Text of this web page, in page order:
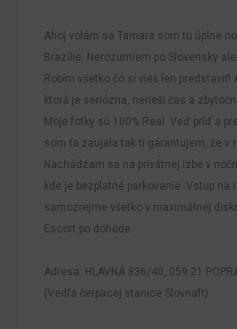
Ahoj volám sa Tamara som tu úplne
Brazílie. Nerozumiem po Slovensky
Robím všetko čo si vieš len predstaviť!
ktorá je seriózna, nerieši čas a
Moje fotky sú 100% Real. Veď príď a
som ťa zaujala tak ti garantujem, že v
Nachádzam sa na privátnej izbe v
kde je bezplatné parkovanie. Vstup na
samozrejme všetko v maximálnej
Escort po dohode.
Adresa: HLAVNÁ 836/40, 059 21
(Vedľa čerpacej stanice Slovnaft)